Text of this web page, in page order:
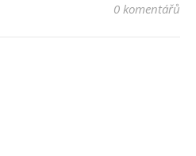
0 komentářů